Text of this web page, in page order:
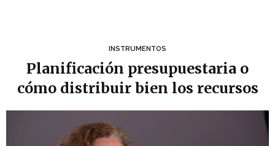
INSTRUMENTOS
Planificación presupuestaria o
cómo distribuir bien los recursos